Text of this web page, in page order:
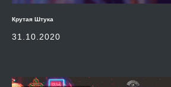
Крутая Штука
31.10.2020